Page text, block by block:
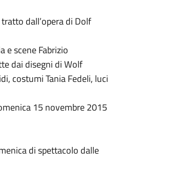
dall’opera di Dolf
e scene Fabrizio
dai disegni di Wolf
costumi Tania Fedeli, luci
15 novembre 2015
di spettacolo dalle